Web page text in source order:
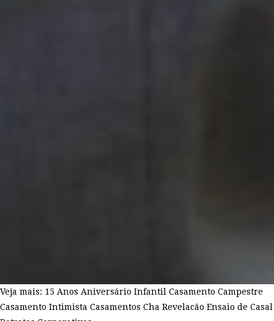
Veja mais: 15 Anos Aniversário Infantil Casamento Campestre
Casamento Intimista Casamentos Cha Revelacão Ensaio de Casal